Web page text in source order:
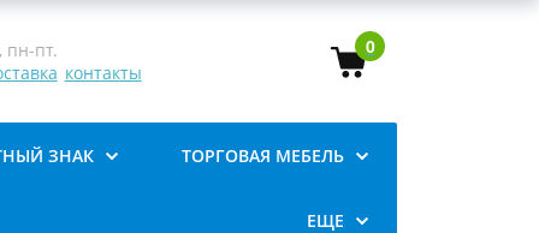
0
пн-пт.
контакты
ЗНАК ТОРГОВАЯ МЕБЕЛЬ
ЕЩЕ